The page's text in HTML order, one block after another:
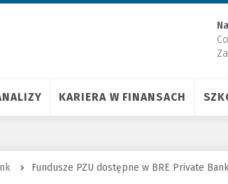
KARIERA W FINANSACH
Fundusze PZU dostępne w BRE Private